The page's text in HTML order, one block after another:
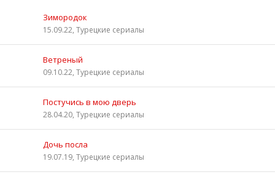
Зимородок
15.09.22, Турецкие сериалы
Ветреный
09.10.22, Турецкие сериалы
Постучись в мою дверь
28.04.20, Турецкие сериалы
Дочь посла
19.07.19, Турецкие сериалы